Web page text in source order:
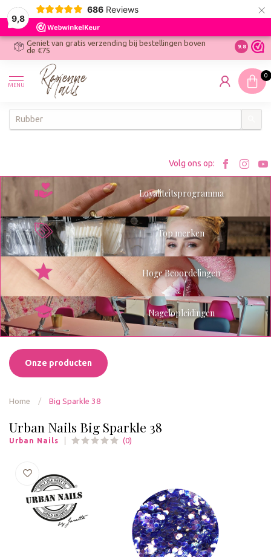
9,8
686 Reviews ×
Geniet van gratis verzending bij bestellingen boven
de €75
Ontdek
9.8
MENU
0
Volg ons op:
Bezoek
Loyaliteitsprogramma
Top merken
Hoge Beoordelingen
Nagelopleidingen
Onze producten
Home / Big Sparkle 38
Urban Nails Big Sparkle 38
Urban Nails (0)